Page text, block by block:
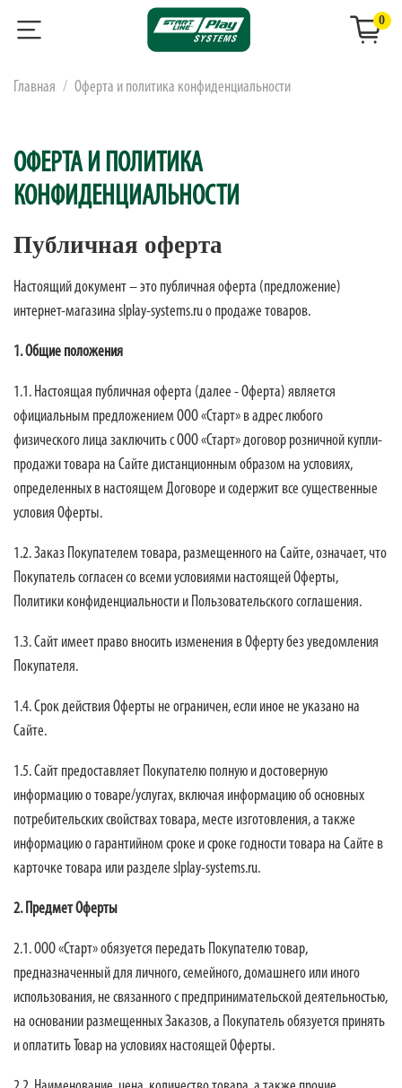
0
Главная Оферта и политика конфиденциальности
ОФЕРТА И ПОЛИТИКА
КОНФИДЕНЦИАЛЬНОСТИ
Публичная оферта
Настоящий документ – это публичная оферта (предложение)
интернет-магазина slplay-systems.ru о продаже товаров.
1. Общие положения
1.1. Настоящая публичная оферта (далее - Оферта) является
официальным предложением ООО «Старт» в адрес любого
физического лица заключить сООО «Старт»договор розничной купли-
продажи товара на Сайте дистанционным образом на условиях,
определенных в настоящем Договоре и содержит все существенные
условия Оферты.
1.2. Заказ Покупателем товара, размещенного на Сайте, означает, что
Покупатель согласен со всеми условиями настоящей Оферты,
Политики конфиденциальности и Пользовательского соглашения.
1.3. Сайт имеет право вносить изменения в Оферту без уведомления
Покупателя.
1.4. Срок действия Оферты не ограничен, если иное не указано на
Сайте.
1.5. Сайт предоставляет Покупателю полную и достоверную
информацию о товаре/услугах, включая информацию об основных
потребительских свойствах товара, месте изготовления, а также
информацию о гарантийном сроке и сроке годности товара на Сайте в
карточке товара или разделе slplay-systems.ru.
2. Предмет Оферты
2.1.ООО «Старт»обязуется передать Покупателю товар,
предназначенный для личного, семейного, домашнего или иного
использования, не связанного с предпринимательской деятельностью,
на основании размещенных Заказов, а Покупатель обязуется принять
и оплатить Товар на условиях настоящей Оферты.